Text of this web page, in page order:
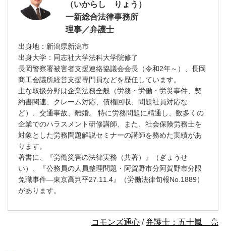
（いからし りょう）
一新総合法律事務所
理事／弁護士
出身地：新潟県新潟市
出身大学：同志社大学法科大学院修了
長岡警察署被害者支援連絡協議会会長（令和2年～）、長岡
商工会議所経営支援専門員などを歴任しています。
主な取扱分野は企業法務全般（労務・労働・労災事件、契
約書関連、クレーム対応、債権回収、問題社員対応な
ど）、交通事故、離婚。 特に労務問題に精通し、数多くの
企業でのハラスメント研修講師、また、社会保険労務士を
対象とした労務問題解説セミナーの講師を務めた実績があ
ります。
著書に、『労働災害の法律実務（共著）』（ぎょうせ
い）、『公務員の人員整理問題・阿賀野市分阿賀野市分限
免職事件―東京高判平27.11.4』（労働法律旬報No.1889）
があります。
コモンズ通心 / 弁護士：五十嵐 亮